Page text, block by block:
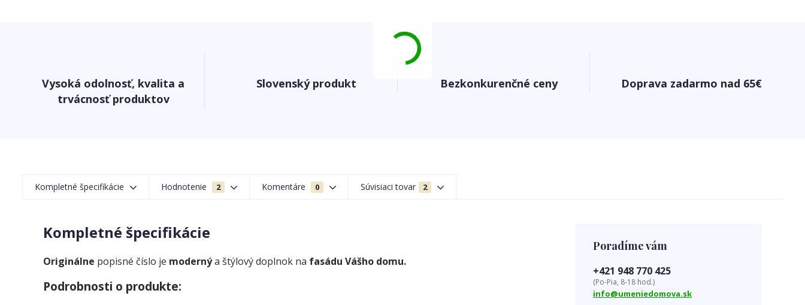
Vysoká odolnosť, kvalita a
trvácnosť produktov
Slovenský produkt Bezkonkurenčné ceny Doprava zadarmo nad 65€
Kompletné špecifikácie Hodnotenie 2 Komentáre 0 Súvisiaci tovar 2
Kompletné špecifikácie
Originálne popisné číslo je modernýa štýlový doplnok na fasádu Vášho domu.
Podrobnosti o produkte:
Poradíme vám
+421 948 770 425
(Po-Pia, 8-18 hod.)
info@umeniedomova.sk